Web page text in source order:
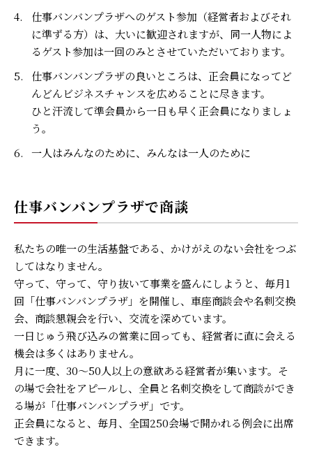
4.
仕事バンバンプラザへのゲスト参加（経営者およびそれ
に準ずる方）は、大いに歓迎されますが、同一人物によ
るゲスト参加は一回のみとさせていただいております。
5.
仕事バンバンプラザの良いところは、正会員になってど
んどんビジネスチャンスを広めることに尽きます。
ひと汗流して準会員から一日も早く正会員になりましょ
う。
6.
一人はみんなのために、みんなは一人のために
仕事バンバンプラザで商談
私たちの唯一の生活基盤である、かけがえのない会社をつぶ
してはなりません。
守って、守って、守り抜いて事業を盛んにしようと、毎月1
回「仕事バンバンプラザ」を開催し、車座商談会や名刺交換
会、商談懇親会を行い、交流を深めています。
一日じゅう飛び込みの営業に回っても、経営者に直に会える
機会は多くはありません。
月に一度、30～50人以上の意欲ある経営者が集います。そ
の場で会社をアピールし、全員と名刺交換をして商談ができ
る場が「仕事バンバンプラザ」です。
正会員になると、毎月、全国250会場で開かれる例会に出席
できます。